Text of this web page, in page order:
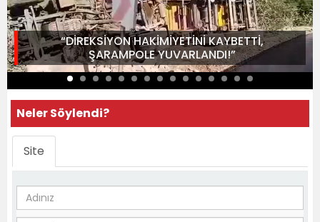
“DİREKSİYON HAKİMİYETİNİ KAYBETTİ,
ŞARAMPOLE YUVARLANDI!”
Neler Söylendi?
Site